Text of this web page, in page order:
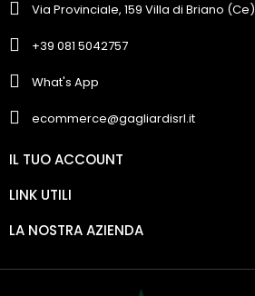
Via Provinciale, 159 Villa di Briano (Ce)
+39 081 5042757
What's App
ecommerce@gagliardisrl.it
IL TUO ACCOUNT
LINK UTILI
LA NOSTRA AZIENDA